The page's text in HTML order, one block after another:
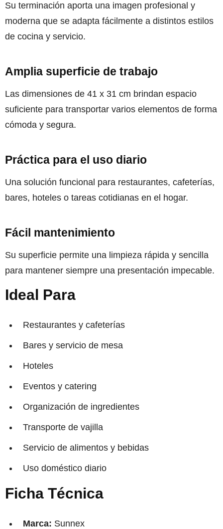
Su terminación aporta una imagen profesional y
moderna que se adapta fácilmente a distintos estilos
de cocina y servicio.
Amplia superficie de trabajo
Las dimensiones de 41 x 31 cm brindan espacio
suficiente para transportar varios elementos de forma
cómoda y segura.
Práctica para el uso diario
Una solución funcional para restaurantes, cafeterías,
bares, hoteles o tareas cotidianas en el hogar.
Fácil mantenimiento
Su superficie permite una limpieza rápida y sencilla
para mantener siempre una presentación impecable.
Ideal Para
Restaurantes y cafeterías
Bares y servicio de mesa
Hoteles
Eventos y catering
Organización de ingredientes
Transporte de vajilla
Servicio de alimentos y bebidas
Uso doméstico diario
Ficha Técnica
Marca: Sunnex